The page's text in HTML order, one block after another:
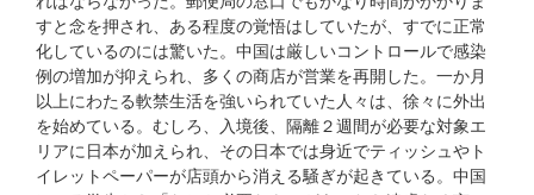
すと念を押され、ある程度の覚悟はしていたが、すでに正常
化しているのには驚いた。中国は厳しいコントロールで感染
例の増加が抑えられ、多くの商店が営業を再開した。一か月
以上にわたる軟禁生活を強いられていた人々は、徐々に外出
を始めている。むしろ、入境後、隔離２週間が必要な対象エ
リアに日本が加えられ、その日本では身近でティッシュやト
イレットペーパーが店頭から消える騒ぎが起きている。中国